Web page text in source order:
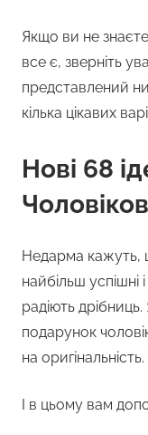
Якщо ви не
все є, зверніть
представлений
кілька цікавих
Нові 68
Недарма кажуть,
найбільш
радіють
подарунок
на оригінальність.
І в цьому вам